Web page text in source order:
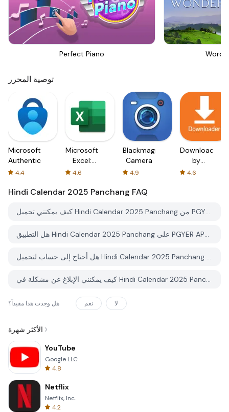
Perfect Piano
توصية المحرر
Microsoft
Authenticator
4.4
Microsoft
Excel:
Spreadsheets
4.6
Blackmagic
Camera
4.9
Downloader
by
AFTVnews
4.6
Hindi Calendar 2025 Panchang FAQ
كيف يمكنني تحميل Hindi Calendar 2025 Panchang من PGYER APK HUB؟
هل التطبيق Hindi Calendar 2025 Panchang على PGYER APK HUB مجاني للتحميل؟
هل أحتاج إلى حساب لتحميل Hindi Calendar 2025 Panchang من PGYER APK HUB؟
كيف يمكنني الإبلاغ عن مشكلة في Hindi Calendar 2025 Panchang على PGYER APK HUB؟
هل وجدت هذا مفيداً؟ نعم لا
الأكثر شهرة
YouTube
Google LLC
4.8
Netflix
Netflix, Inc.
4.2